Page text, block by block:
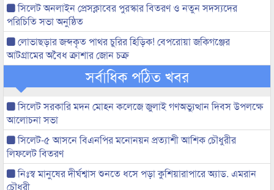
সিলেট অনলাইন প্রেসক্লাবের পুরস্কার বিতরণ ও নতুন সদস্যদের
পরিচিতি সভা অনুষ্ঠিত
লোভাছড়ার জব্দকৃত পাথর চুরির হিড়িক! বেপরোয়া জকিগঞ্জের
আটগ্রামের অবৈধ ক্রাশার জোন চক্র
সর্বাধিক পঠিত খবর
সিলেট সরকারি মদন মোহন কলেজে জুলাই গণঅভ্যুত্থান দিবস উপলক্ষে
আলোচনা সভা
সিলেট-৫ আসনে বিএনপির মনোনয়ন প্রত্যাশী আশিক চৌধুরীর
লিফলেট বিতরণ
নিঃস্ব মানুষের দীর্ঘশ্বাস শুনতে ধসে পড়া কুশিয়ারাপারে অ্যাড. এমরান
চৌধুরী